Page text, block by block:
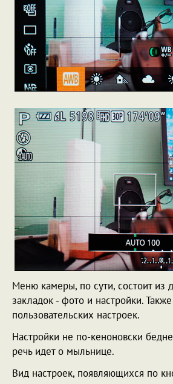
Меню камеры, по сути, состоит из
закладок - фото и настройки.
пользовательских настроек.
Настройки не по-кеноновски
речь идет о мыльнице.
Вид настроек, появляющихся по